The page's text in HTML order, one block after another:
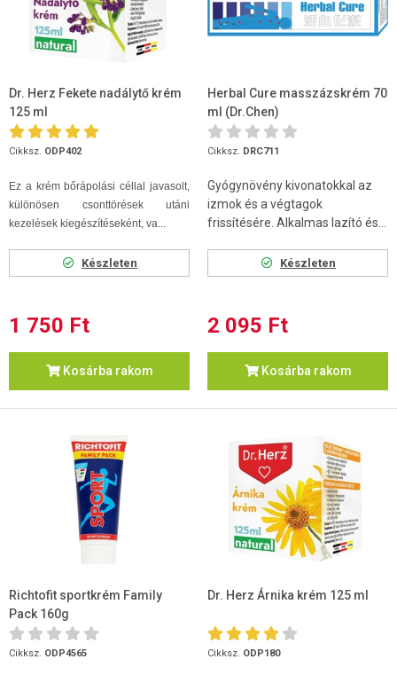
Dr. Herz Fekete nadálytő krém
125 ml
Cikksz. ODP402
Ez a krém bőrápolási céllal javasolt,
különösen csonttörések utáni
kezelések kiegészítéseként, va...
Készleten
1 750 Ft
Kosárba rakom
Herbal Cure masszázskrém 70
ml (Dr.Chen)
Cikksz. DRC711
Gyógynövény kivonatokkal az
izmok és a végtagok
frissítésére. Alkalmas lazító és...
Készleten
2 095 Ft
Kosárba rakom
Richtofit sportkrém Family
Pack 160g
Cikksz. ODP4565
Dr. Herz Árnika krém 125 ml
Cikksz. ODP180